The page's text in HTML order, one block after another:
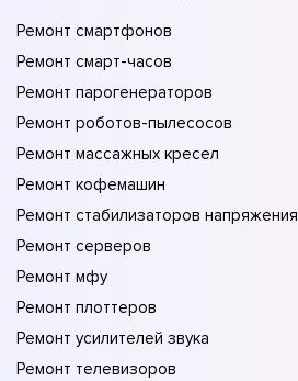
Ремонт смартфонов
Ремонт смарт-часов
Ремонт парогенераторов
Ремонт роботов-пылесосов
Ремонт массажных кресел
Ремонт кофемашин
Ремонт стабилизаторов напряжения
Ремонт серверов
Ремонт мфу
Ремонт плоттеров
Ремонт усилителей звука
Ремонт телевизоров